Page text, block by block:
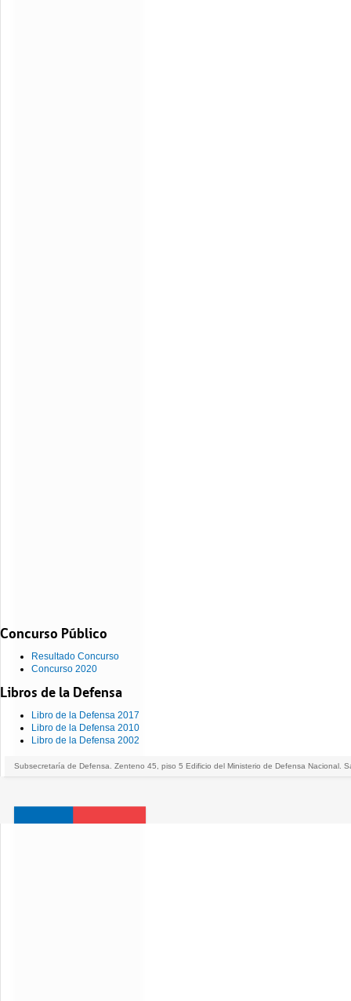
Concurso Público
Resultado Concurso
Concurso 2020
Libros de la Defensa
Libro de la Defensa 2017
Libro de la Defensa 2010
Libro de la Defensa 2002
Subsecretaría de Defensa. Zenteno 45, piso 5 Edificio del Ministerio de Defensa Nacional.